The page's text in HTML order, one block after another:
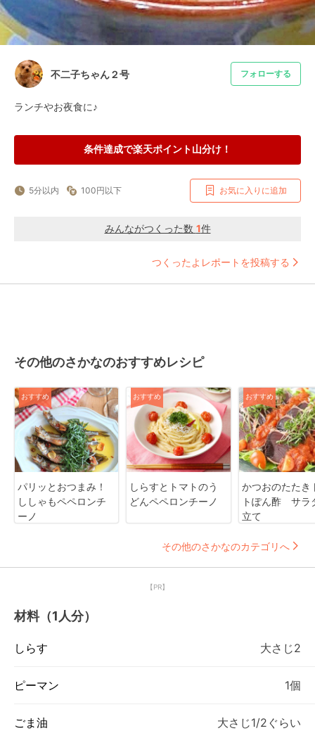
不二子ちゃん２号 フォローする
ランチやお夜食に♪
条件達成で楽天ポイント山分け！
5分以内 100円以下 お気に入りに追加
みんながつくった数 1件
つくったよレポートを投稿する
その他のさかなのおすすめレシピ
おすすめ
パリッとおつまみ！
ししゃもペペロンチ
ーノ
おすすめ
しらすとトマトのう
どんペペロンチーノ
おすすめ
かつおのたたき
トぽん酢 サラ
立て
その他のさかなのカテゴリへ
【PR】
材料（1人分）
しらす 大さじ2
ピーマン 1個
ごま油 大さじ1/2ぐらい